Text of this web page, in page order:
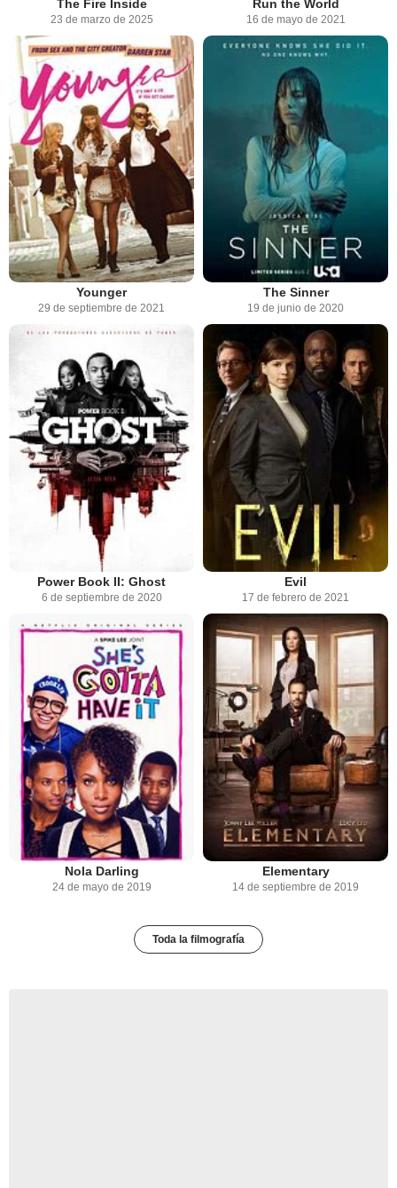
The Fire Inside
23 de marzo de 2025
Run the World
16 de mayo de 2021
Younger
29 de septiembre de 2021
The Sinner
19 de junio de 2020
Power Book II: Ghost
6 de septiembre de 2020
Evil
17 de febrero de 2021
Nola Darling
24 de mayo de 2019
Elementary
14 de septiembre de 2019
Toda la filmografía